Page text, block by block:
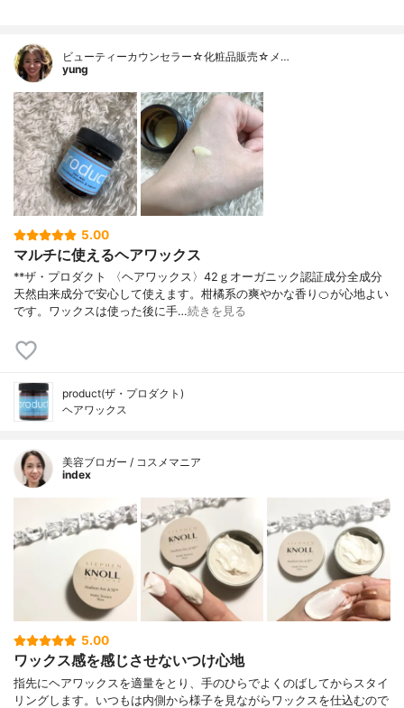
ビューティーカウンセラー☆化粧品販売☆メ…
yung
5.00
マルチに使えるヘアワックス
**ザ・プロダクト 〈ヘアワックス〉42ｇオーガニック認証成分全成分
天然由来成分で安心して使えます。柑橘系の爽やかな香り🍊が心地よい
です。ワックスは使った後に手…続きを見る
product(ザ・プロダクト)
ヘアワックス
美容ブロガー / コスメマニア
index
5.00
ワックス感を感じさせないつけ心地
指先にヘアワックスを適量をとり、手のひらでよくのばしてからスタイ
リングします。いつもは内側から様子を見ながらワックスを仕込むので